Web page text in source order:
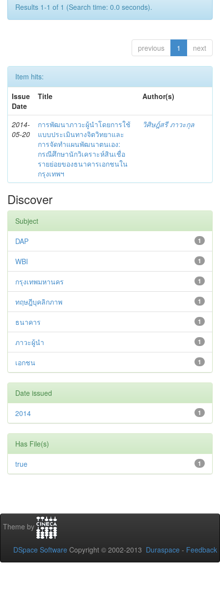
Results 1-1 of 1 (Search time: 0.0 seconds).
previous 1 next
Item hits:
Issue
Date
Title Author(s)
2014-
05-20
การพัฒนาภาวะผู้นำโดยการใช้
แบบประเมินทางจิตวิทยาและ
การจัดทำแผนพัฒนาตนเอง:
กรณีศึกษานักวิเคราะห์สินเชื่อ
รายย่อยของธนาคารเอกชนใน
กรุงเทพฯ
วิศิษฎ์สรี ภาวะกุล
Discover
Subject
1
DAP
1
WBI
1
กรุงเทพมหานคร
1
ทฤษฎีบุคลิกภาพ
1
ธนาคาร
1
ภาวะผู้นำ
1
เอกชน
Date issued
1
2014
Has File(s)
1
true
Theme by
DSpace Software Copyright © 2002-2013 Duraspace - Feedback